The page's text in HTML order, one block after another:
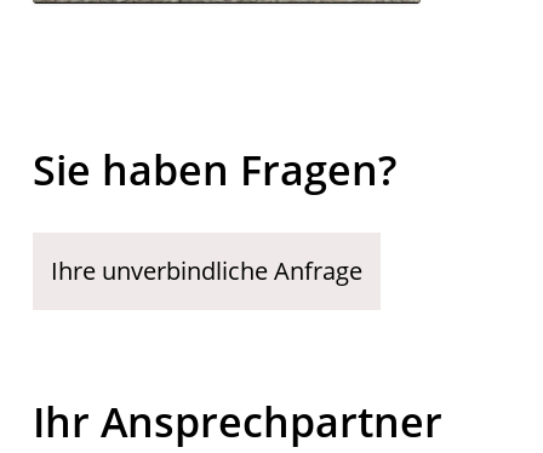
Sie haben Fragen?
Ihre unverbindliche Anfrage
Ihr Ansprechpartner